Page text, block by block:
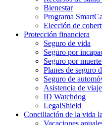
Bienestar
Programa
Elección de
Protección financiera
Seguro de vida
Seguro por
Seguro por
Planes de seguro
Seguro de
Asistencia de viaje
ID Watchdog
LegalShield
Conciliación de la vida
Vacaciones